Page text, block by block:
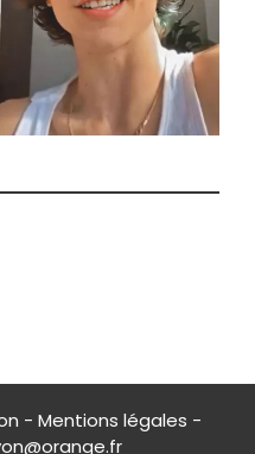
- Mentions légales -